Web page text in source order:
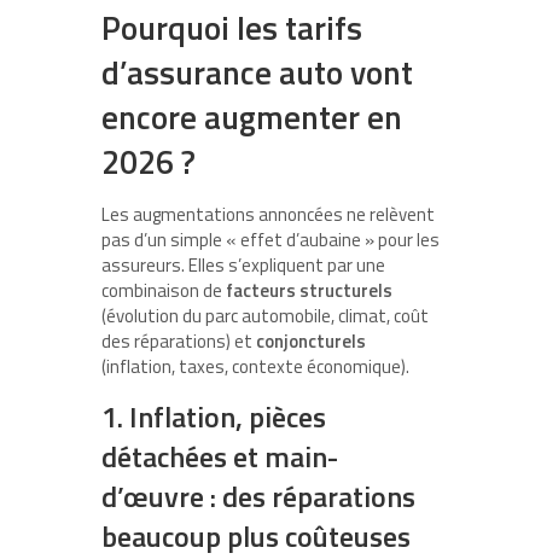
Pourquoi les tarifs
d’assurance auto vont
encore augmenter en
2026 ?
Les augmentations annoncées ne relèvent
pas d’un simple « effet d’aubaine » pour les
assureurs. Elles s’expliquent par une
combinaison de facteurs structurels
(évolution du parc automobile, climat, coût
des réparations) et conjoncturels
(inflation, taxes, contexte économique).
1. Inflation, pièces
détachées et main-
d’œuvre : des réparations
beaucoup plus coûteuses